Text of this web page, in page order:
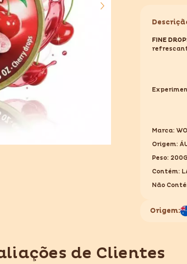
DROPS
CHERRY
FINE
Marca:
Origem:
Peso:
Contém:
Não
Origem:
de Clientes